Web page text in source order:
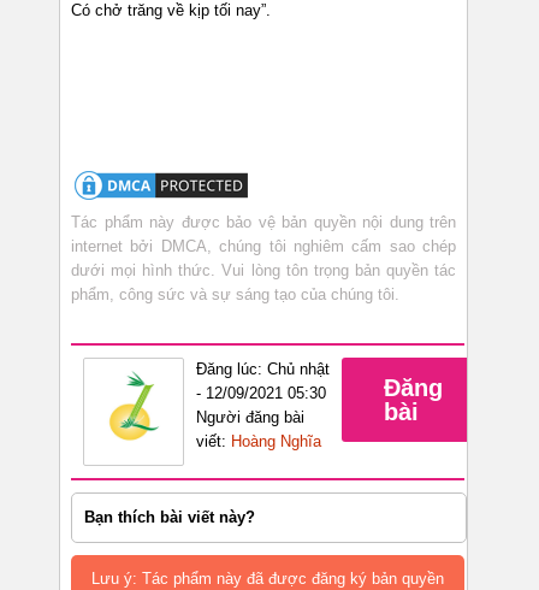
Có chở trăng về kịp tối nay”.
Tác phẩm này được bảo vệ bản quyền nội dung trên
internet bởi DMCA, chúng tôi nghiêm cấm sao chép
dưới mọi hình thức. Vui lòng tôn trọng bản quyền tác
phẩm, công sức và sự sáng tạo của chúng tôi.
Đăng lúc: Chủ nhật
- 12/09/2021 05:30
Người đăng bài
viết: Hoàng Nghĩa
Đăng
bài
Bạn thích bài viết này?
Lưu ý: Tác phẩm này đã được đăng ký bản quyền